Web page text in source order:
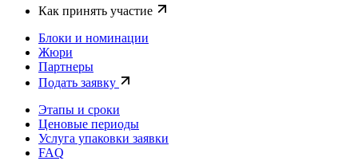
Как принять участие
Блоки и номинации
Жюри
Партнеры
Подать заявку
Этапы и сроки
Ценовые периоды
Услуга упаковки заявки
FAQ